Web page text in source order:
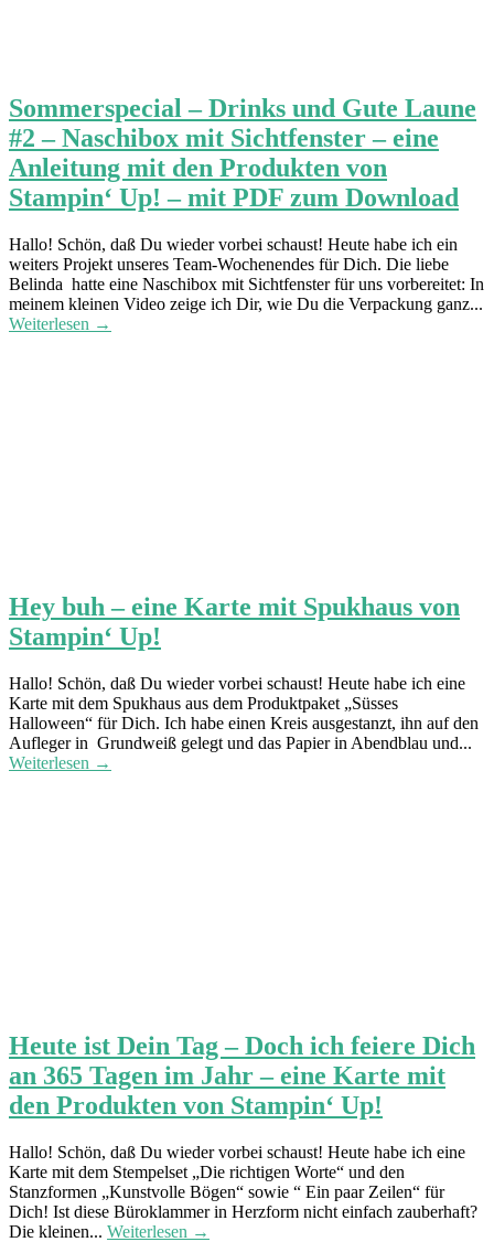
Sommerspecial – Drinks und Gute Laune
#2 – Naschibox mit Sichtfenster – eine
Anleitung mit den Produkten von
Stampin‘ Up! – mit PDF zum Download
Hallo! Schön, daß Du wieder vorbei schaust! Heute habe ich ein
weiters Projekt unseres Team-Wochenendes für Dich. Die liebe
Belinda hatte eine Naschibox mit Sichtfenster für uns vorbereitet: In
meinem kleinen Video zeige ich Dir, wie Du die Verpackung ganz...
Weiterlesen →
Hey buh – eine Karte mit Spukhaus von
Stampin‘ Up!
Hallo! Schön, daß Du wieder vorbei schaust! Heute habe ich eine
Karte mit dem Spukhaus aus dem Produktpaket „Süsses
Halloween“ für Dich. Ich habe einen Kreis ausgestanzt, ihn auf den
Aufleger in Grundweiß gelegt und das Papier in Abendblau und...
Weiterlesen →
Heute ist Dein Tag – Doch ich feiere Dich
an 365 Tagen im Jahr – eine Karte mit
den Produkten von Stampin‘ Up!
Hallo! Schön, daß Du wieder vorbei schaust! Heute habe ich eine
Karte mit dem Stempelset „Die richtigen Worte“ und den
Stanzformen „Kunstvolle Bögen“ sowie “ Ein paar Zeilen“ für
Dich! Ist diese Büroklammer in Herzform nicht einfach zauberhaft?
Die kleinen... Weiterlesen →